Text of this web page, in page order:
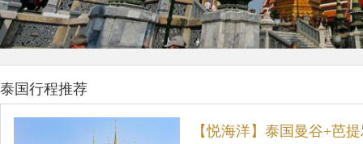
泰国行程推荐
【悦海洋】泰国曼谷+芭